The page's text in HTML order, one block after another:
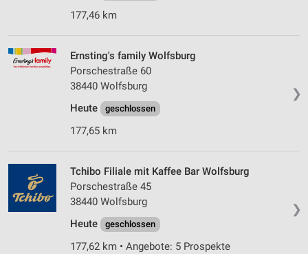
177,46 km
❯
Ernsting's family Wolfsburg
Porschestraße 60
38440 Wolfsburg
Heute
geschlossen
177,65 km
❯
Tchibo Filiale mit Kaffee Bar Wolfsburg
Porschestraße 45
38440 Wolfsburg
Heute
geschlossen
177,62 km • Angebote: 5 Prospekte